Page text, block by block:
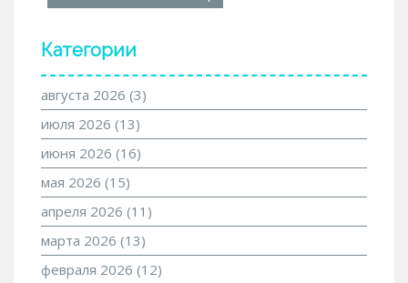
Категории
августа 2026 (3)
июля 2026 (13)
июня 2026 (16)
мая 2026 (15)
апреля 2026 (11)
марта 2026 (13)
февраля 2026 (12)